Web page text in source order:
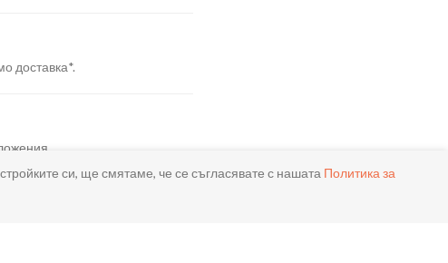
доставка*.
си, ще смятаме, че се съгласявате с нашата Политика за